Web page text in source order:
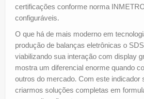
certificações conforme norma
configuráveis.
O que há de mais moderno em
produção de balanças eletrônicas o
viabilizando sua interação com display
mostra um diferencial enorme quando
outros do mercado. Com este indicador
criarmos soluções completas em